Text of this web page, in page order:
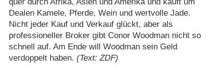
Dealen Kamele, Pferde, Wein und wertvolle Jade.
Nicht jeder Kauf und Verkauf glückt, aber als
professioneller Broker gibt Conor Woodman nicht so
schnell auf. Am Ende will Woodman sein Geld
verdoppelt haben. (Text: ZDF)